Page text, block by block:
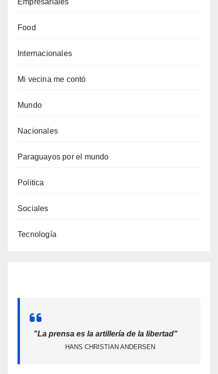
Empresariales
Food
Internacionales
Mi vecina me contó
Mundo
Nacionales
Paraguayos por el mundo
Politica
Sociales
Tecnología
"La prensa es la artillería de la libertad"
HANS CHRISTIAN ANDERSEN